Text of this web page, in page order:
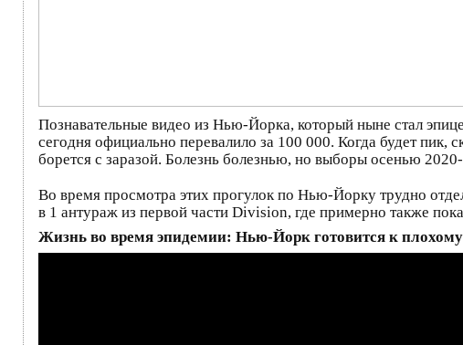
Познавательные видео из Нью-Йорка, который ныне стал
сегодня официально перевалило за 100 000. Когда будет
борется с заразой. Болезнь болезнью, но выборы осенью
Во время просмотра этих прогулок по Нью-Йорку трудно
в 1 антураж из первой части Division, где примерно также
Жизнь во время эпидемии: Нью-Йорк готовится к плохому